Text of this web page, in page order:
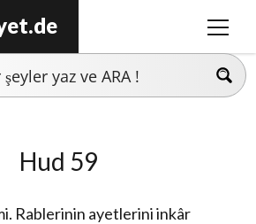
m
Hud 59
Rablerinin ayetlerini inkâr